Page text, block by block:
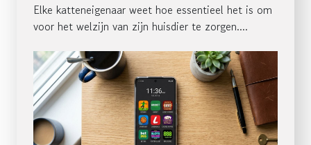
Elke katteneigenaar weet hoe essentieel het is om
voor het welzijn van zijn huisdier te zorgen....